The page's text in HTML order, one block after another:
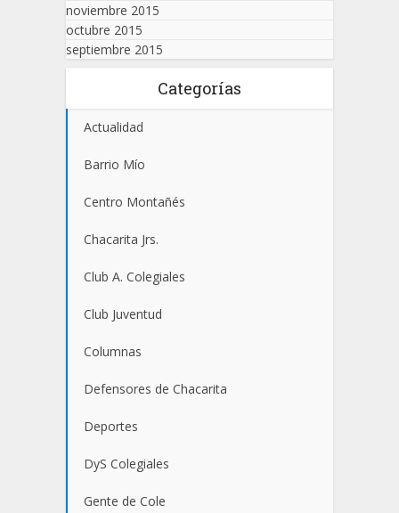
noviembre 2015
octubre 2015
septiembre 2015
Categorías
Actualidad
Barrio Mío
Centro Montañés
Chacarita Jrs.
Club A. Colegiales
Club Juventud
Columnas
Defensores de Chacarita
Deportes
DyS Colegiales
Gente de Cole